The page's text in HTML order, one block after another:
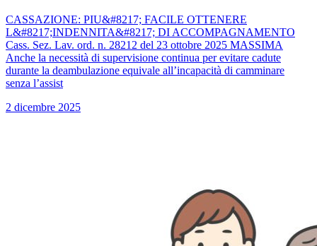
CASSAZIONE: PIU&#8217; FACILE OTTENERE
L&#8217;INDENNITA&#8217; DI ACCOMPAGNAMENTO
Cass. Sez. Lav. ord. n. 28212 del 23 ottobre 2025 MASSIMA
Anche la necessità di supervisione continua per evitare cadute
durante la deambulazione equivale all’incapacità di camminare
senza l’assist
2 dicembre 2025